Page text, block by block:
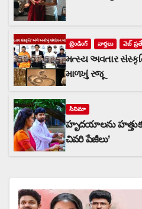
ట్రెండింగ్ వార్త‌లు వెబ్
મત્સ્ય અવતાર
માળખું રજૂ
సినిమా
హృదయాలను
చివరి పేజీలు’